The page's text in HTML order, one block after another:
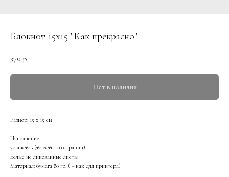
Блокнот 15x15 "Как прекрасно"
370 р.
Нет в наличии
Размер: 15 х 15 см
Наполнение:
50 листов (то есть 100 страниц)
Белые не линованные листы
Материал: бумага 80 гр. ( ~ как для принтера)